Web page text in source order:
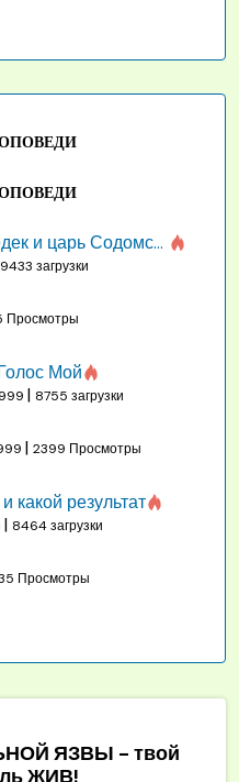
088 – Царь Мелхиседек и царь Содомский
9433 загрузки
Просмотры
Мой
| 8755 загрузки
| 2399 Просмотры
результат
| 8464 загрузки
Просмотры
ЯЗВЫ - твой
ЖИВ!